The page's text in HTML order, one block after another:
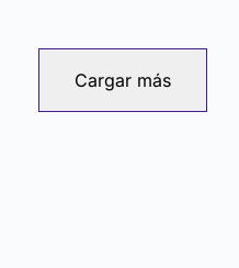
Cargar más